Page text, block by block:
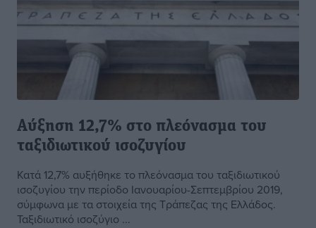
Αύξηση 12,7% στο πλεόνασμα του
ταξιδιωτικού ισοζυγίου
Κατά 12,7% αυξήθηκε το πλεόνασμα του ταξιδιωτικού
ισοζυγίου την περίοδο Ιανουαρίου-Σεπτεμβρίου 2019,
σύμφωνα με τα στοιχεία της Τράπεζας της Ελλάδος.
Ταξιδιωτικό ισοζύγιο ...